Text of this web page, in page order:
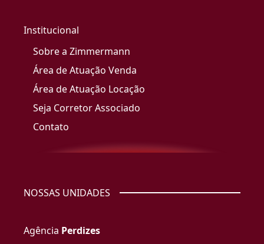
Institucional
Sobre a Zimmermann
Área de Atuação Venda
Área de Atuação Locação
Seja Corretor Associado
Contato
NOSSAS UNIDADES
Agência Perdizes